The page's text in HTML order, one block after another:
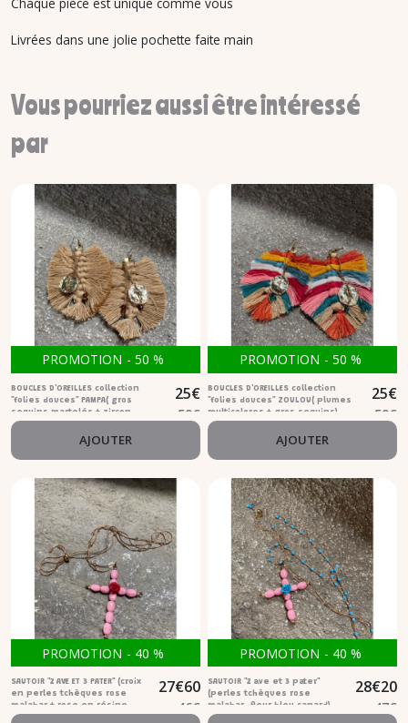
Livrées dans une jolie pochette faite main
Vous pourriez aussi être intéressé
par
PROMOTION - 50 %
BOUCLES D'OREILLES collection
"folies douces" PAMPA( gros
sequins martelés + zircon
ambre)
25€
50€
AJOUTER
PROMOTION - 50 %
BOUCLES D'OREILLES collection
"folies douces" ZOULOU( plumes
multicolores + gros sequins)
25€
50€
AJOUTER
PROMOTION - 40 %
SAUTOIR "2 AVE ET 3 PATER" (croix
en perles tchèques rose
malabar + rose en résine
rouge)
27€60
46€
PROMOTION - 40 %
SAUTOIR "2 ave et 3 pater"
(perles tchèques rose
malabar ,fleur bleu canard)
28€20
47€